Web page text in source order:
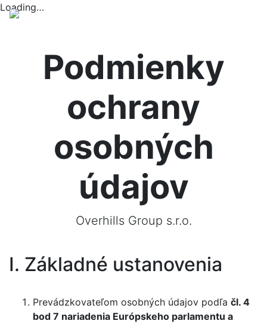
Loading…
Podmienky
ochrany
osobných
údajov
Overhills Group s.r.o.
I. Základné ustanovenia
Prevádzkovateľom osobných údajov podľa čl. 4
bod 7 nariadenia Európskeho parlamentu a